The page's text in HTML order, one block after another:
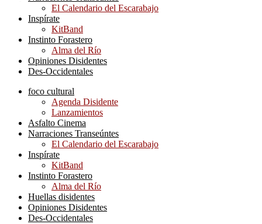
El Calendario del Escarabajo
Inspírate
KitBand
Instinto Forastero
Alma del Río
Opiniones Disidentes
Des-Occidentales
foco cultural
Agenda Disidente
Lanzamientos
Asfalto Cinema
Narraciones Transeúntes
El Calendario del Escarabajo
Inspírate
KitBand
Instinto Forastero
Alma del Río
Huellas disidentes
Opiniones Disidentes
Des-Occidentales